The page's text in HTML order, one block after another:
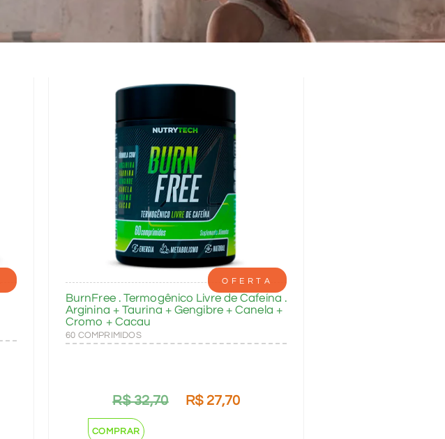
OFERTA
BurnFree . Termogênico Livre de Cafeína .
Arginina + Taurina + Gengibre + Canela +
Cromo + Cacau
60 COMPRIMIDOS
R$32,70 R$ 27,70
COMPRAR